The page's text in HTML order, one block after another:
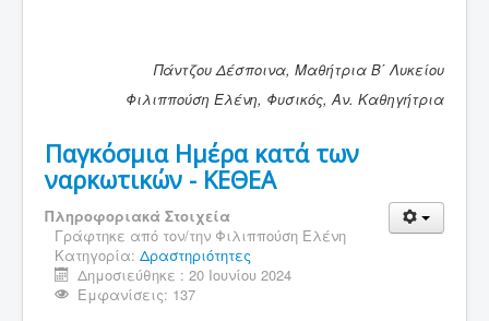
Πάντζου Δέσποινα, Μαθήτρια Β΄ Λυκείου
Φιλιππούση Ελένη, Φυσικός, Αν. Καθηγήτρια
Παγκόσμια Ημέρα κατά των
ναρκωτικών - ΚΕΘΕΑ
Πληροφοριακά Στοιχεία
Γράφτηκε από τον/την Φιλιππούση Ελένη
Κατηγορία: Δραστηριότητες
Δημοσιεύθηκε : 20 Ιουνίου 2024
Εμφανίσεις: 137